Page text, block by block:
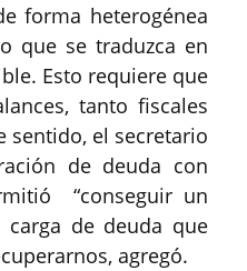
forma heterogénea
que se traduzca en
Esto requiere que
tanto fiscales
sentido, el secretario
de deuda con
“conseguir un
de deuda que
agregó.